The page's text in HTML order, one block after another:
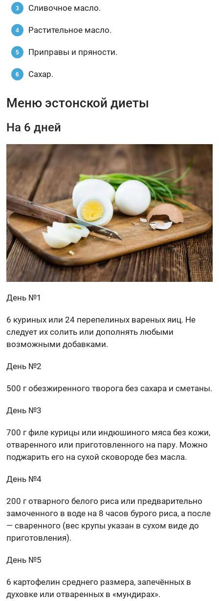
Сливочное масло.
Растительное масло.
Приправы и пряности.
Сахар.
Меню эстонской диеты
На 6 дней
День №1
6 куриных или 24 перепелиных вареных яиц. Не
следует их солить или дополнять любыми
возможными добавками.
День №2
500 г обезжиренного творога без сахара и сметаны.
День №3
700 г филе курицы или индюшиного мяса без кожи,
отваренного или приготовленного на пару. Можно
поджарить его на сухой сковороде без масла.
День №4
200 г отварного белого риса или предварительно
замоченного в воде на 8 часов бурого риса, а после
— сваренного (вес крупы указан в сухом виде до
приготовления).
День №5
6 картофелин среднего размера, запечённых в
духовке или отваренных в «мундирах».